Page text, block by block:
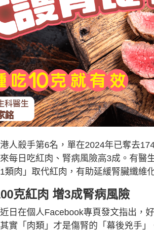
人殺手第6名，單在2024年已奪去
每日吃紅肉、腎病風險高3成。有醫
類肉」取代紅肉，有助延緩腎臟纖維
克紅肉 增3成腎病風險
近日在個人Facebook專頁發文指出，
實「肉類」才是傷腎的「幕後兇手